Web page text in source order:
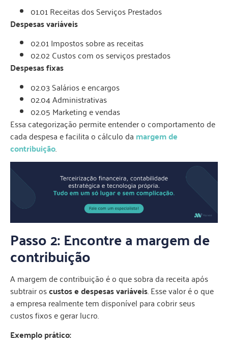
01.01 Receitas dos Serviços Prestados
Despesas variáveis
02.01 Impostos sobre as receitas
02.02 Custos com os serviços prestados
Despesas fixas
02.03 Salários e encargos
02.04 Administrativas
02.05 Marketing e vendas
Essa categorização permite entender o comportamento de
cada despesa e facilita o cálculo da margem de
contribuição.
Passo 2: Encontre a margem de
contribuição
A margem de contribuição é o que sobra da receita após
subtrair oscustos e despesas variáveis. Esse valor é o que
a empresa realmente tem disponível para cobrir seus
custos fixos e gerar lucro.
Exemplo prático: